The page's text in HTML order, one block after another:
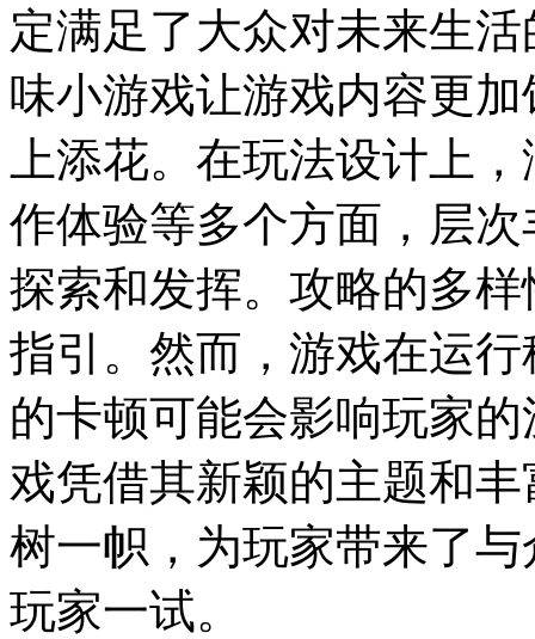
定满足了大众对未来生
味小游戏让游戏内容更
上添花。在玩法设计上
作体验等多个方面，层
探索和发挥。攻略的多
指引。然而，游戏在运
的卡顿可能会影响玩家
戏凭借其新颖的主题和
树一帜，为玩家带来了
玩家一试。